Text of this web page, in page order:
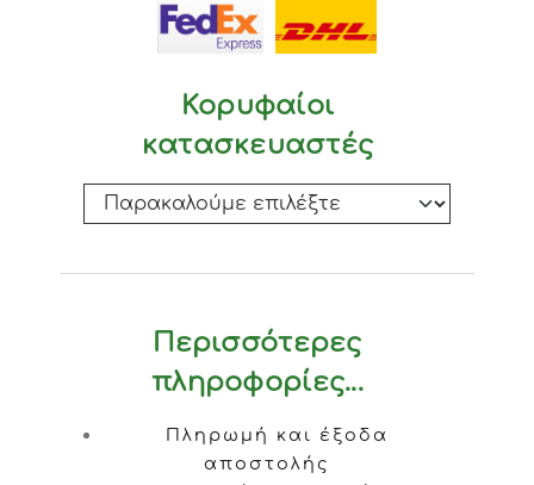
Κορυφαίοι
κατασκευαστές
Περισσότερες
πληροφορίες...
Πληρωμή και έξοδα
αποστολής